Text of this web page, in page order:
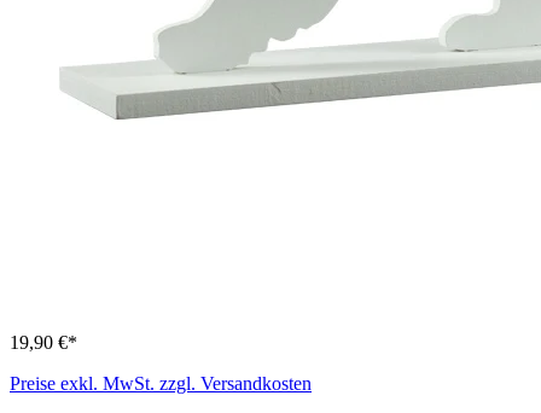
19,90 €*
Preise exkl. MwSt. zzgl. Versandkosten